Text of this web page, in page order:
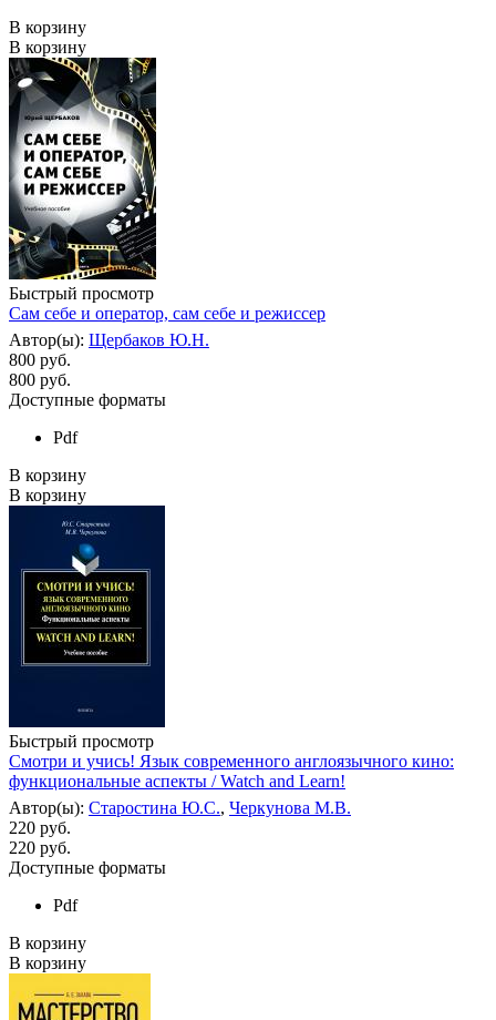
В корзину
В корзину
Быстрый просмотр
Сам себе и оператор, сам себе и режиссер
Автор(ы): Щербаков Ю.Н.
800 руб.
800 руб.
Доступные форматы
Pdf
В корзину
В корзину
Быстрый просмотр
Смотри и учись! Язык современного англоязычного кино:
функциональные аспекты / Watch and Learn!
Автор(ы): Старостина Ю.С., Черкунова М.В.
220 руб.
220 руб.
Доступные форматы
Pdf
В корзину
В корзину